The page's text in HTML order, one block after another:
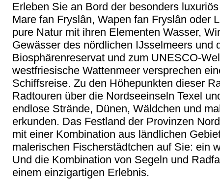
Erleben Sie an Bord der besonders
Mare fan Fryslân, Wapen fan Fryslân oder
pure Natur mit ihren Elementen Wasser,
Gewässer des nördlichen IJsselmeers und
Biosphärenreservat und zum UNESCO-
westfriesische Wattenmeer versprechen
Schiffsreise. Zu den Höhepunkten dieser
Radtouren über die Nordseeinseln Texel
endlose Strände, Dünen, Wäldchen und
erkunden. Das Festland der Provinzen
mit einer Kombination aus ländlichen
malerischen Fischerstädtchen auf Sie: ein
Und die Kombination von Segeln und
einem einzigartigen Erlebnis.